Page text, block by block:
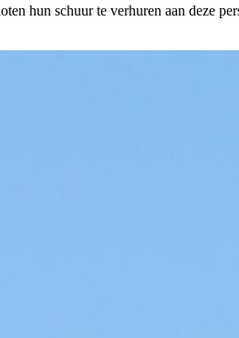
hun schuur te verhuren aan deze